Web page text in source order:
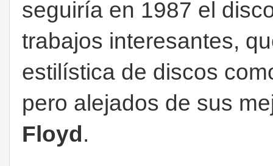
seguiría en 1987 el
trabajos interesantes,
estilística de discos
pero alejados de sus
Floyd .